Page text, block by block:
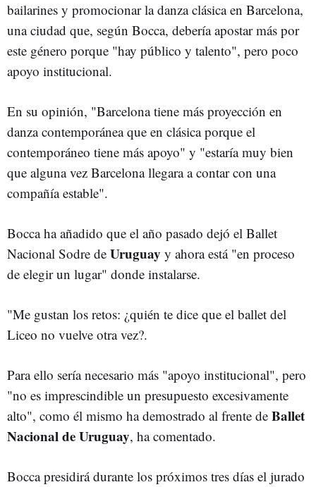
bailarines y promocionar la danza clásica en Barcelona,
una ciudad que, según Bocca, debería apostar más por
este género porque "hay público y talento", pero poco
apoyo institucional.
En su opinión, "Barcelona tiene más proyección en
danza contemporánea que en clásica porque el
contemporáneo tiene más apoyo" y "estaría muy bien
que alguna vez Barcelona llegara a contar con una
compañía estable".
Bocca ha añadido que el año pasado dejó el Ballet
Nacional Sodre de Uruguay y ahora está "en proceso
de elegir un lugar" donde instalarse.
"Me gustan los retos: ¿quién te dice que el ballet del
Liceo no vuelve otra vez?.
Para ello sería necesario más "apoyo institucional", pero
"no es imprescindible un presupuesto excesivamente
alto", como él mismo ha demostrado al frente de Ballet
Nacional de Uruguay, ha comentado.
Bocca presidirá durante los próximos tres días el jurado